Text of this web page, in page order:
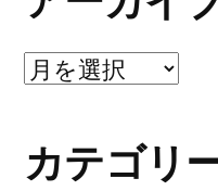
ア
カ
カテゴリ